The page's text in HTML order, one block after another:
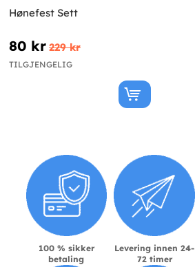
Hønefest Sett
80 kr 229 kr
TILGJENGELIG
100 % sikker
betaling
Levering innen 24-
72 timer